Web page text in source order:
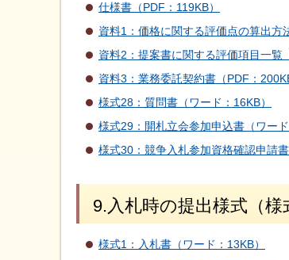
仕様書（PDF：119KB）
資料1：価格に関する評価点の算出方
資料2：提案書に関する評価項目一覧
資料3：業務委託契約書（PDF：
様式28：質問書（ワード：16KB）
様式29：開札立会参加申込書（ワード
様式30：競争入札参加資格確認申請書
9.入札時の提出様式（様
様式1：入札書（ワード：13KB）